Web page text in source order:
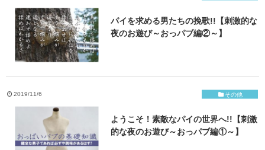
パイを求める男たちの挽歌!!【刺激的な
夜のお遊び～おっパブ編②～】
2019/11/6 その他
ようこそ！素敵なパイの世界へ!!【刺激
的な夜のお遊び～おっパブ編①～】